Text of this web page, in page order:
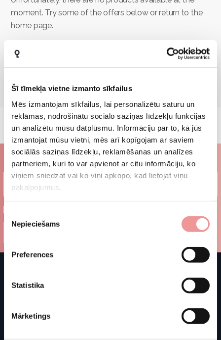
Šī tīmekļa vietne izmanto sīkfailus
Mēs izmantojam sīkfailus, lai personalizētu saturu un
reklāmas, nodrošinātu sociālo saziņas līdzekļu funkcijas
un analizētu mūsu datplūsmu. Informāciju par to, kā jūs
izmantojat mūsu vietni, mēs arī kopīgojam ar saviem
sociālās saziņas līdzekļu, reklamēšanas un analīzes
partneriem, kuri to var apvienot ar citu informāciju, ko
viņiem sniedzat vai ko viņi apkopo, kad lietojat viņu
pakalpojumus.
Piekrišanas
izvēle
Nepieciešams
Preferences
Statistika
Mārketings
moment. Try some of the offers below or return to the
home page.
GO BACK TO MAIN
Subscribe to our newsletter